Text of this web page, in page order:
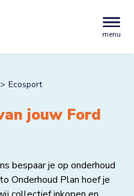
menu
Ecosport
jouw Ford
bespaar je op onderhoud
Onderhoud Plan hoef je